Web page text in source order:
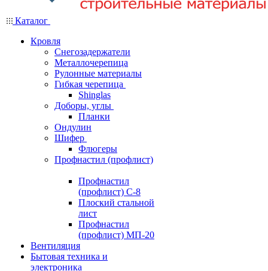
Каталог
Кровля
Снегозадержатели
Металлочерепица
Рулонные материалы
Гибкая черепица
Shinglas
Доборы, углы
Планки
Ондулин
Шифер
Флюгеры
Профнастил (профлист)
Профнастил
(профлист) С-8
Плоский стальной
лист
Профнастил
(профлист) МП-20
Вентиляция
Бытовая техника и
электроника